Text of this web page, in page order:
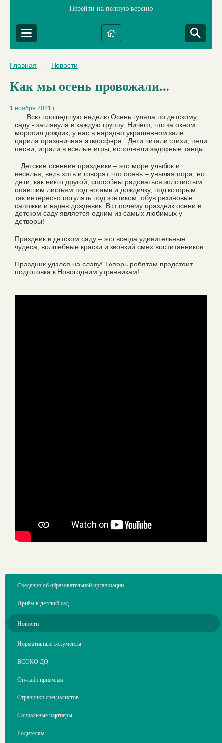
Перейти на полную версию
Главная → Новости
Как мы осень провожали...
1 ноября 2021 г.
Всю прошедшую неделю Осень гуляла по детскому
саду - заглянула в каждую группу. Ничего, что за окном
моросил дождик, у нас в нарядно украшенном зале
царила праздничная атмосфера. Дети читали стихи, пели
песни, играли в вселые игры, исполняли задорные танцы.
Детские осенние праздники – это море улыбок и
веселья, ведь хоть и говорят, что осень – унылая пора, но
дети, как никто другой, способны радоваться золотистым
опавшим листьям под ногами и дождичку, под которым
так интересно погулять под зонтиком, обув резиновые
сапожки и надев дождевик. Вот почему праздник осени в
детском саду является одним из самых любимых у
детворы!
Праздник в детском саду – это всегда удивительные
чудеса, волшебные краски и звонкий смех воспитанников.
Праздник удался на славу! Теперь ребятам предстоит
подготовка к Новогодним утренникам!
Сведения об образовательной организации
Приём в детский сад
Новости
Нормативные документы
ВСОКО ДО
Он-лайн приемная
Странички специалистов
Социальные партнеры
Родителям